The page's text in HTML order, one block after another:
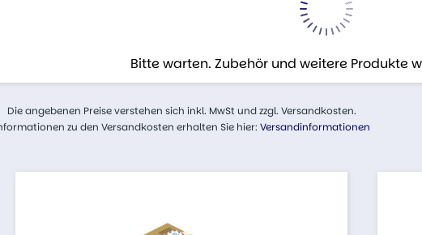
Bitte warten. Zubehör und weitere Produkte
Die angebenen Preise verstehen sich inkl. MwSt und zzgl. Versandkosten.
zu den Versandkosten erhalten Sie hier: Versandinformationen